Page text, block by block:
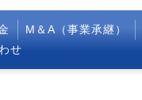
M＆A（事業承継）
せ